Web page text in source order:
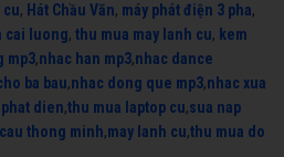
cu, Hát Chầu Văn, máy phát điện 3 pha,
cai luong, thu mua may lanh cu, kem
mp3,nhac han mp3,nhac dance
ba bau,nhac dong que mp3,nhac xua
dien,thu mua laptop cu,sua nap
thong minh,may lanh cu,thu mua do